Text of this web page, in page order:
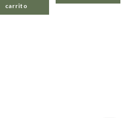
carrito